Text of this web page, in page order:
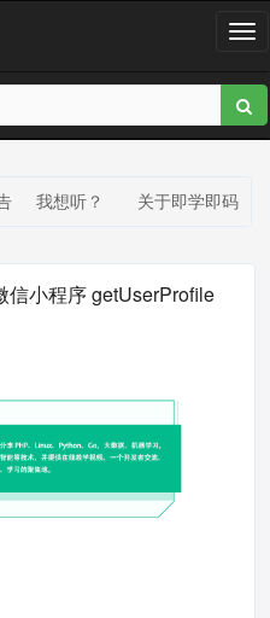
T
g
g
l
我想听？ 关于即学即码
信小程序 getUserProfile